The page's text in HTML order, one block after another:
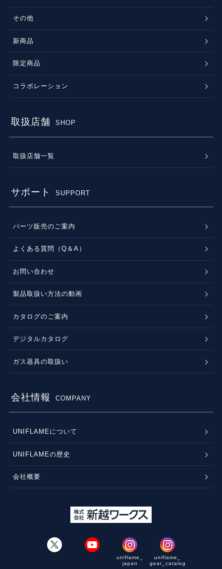
その他
新商品
限定商品
コラボレーション
取扱店舗 SHOP
取扱店舗一覧
サポート SUPPORT
パーツ販売のご案内
よくある質問（Q＆A）
お問い合わせ
製品取扱い方法の動画
カタログのご案内
デジタルカタログ
ガス器具の取扱い
会社情報 COMPANY
UNIFLAMEについて
UNIFLAMEの歴史
会社概要
uniflame_
japan
uniflame_
gear_catalog